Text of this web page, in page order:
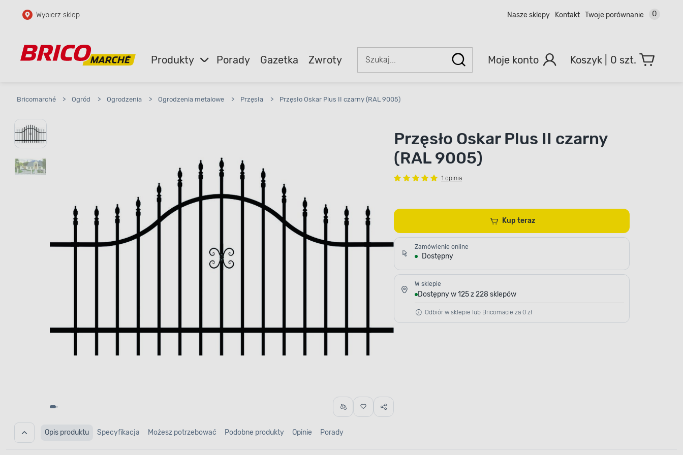
Przejdź do głównej zawartości
Przejdź do wyszukiwarki
Wybierz sklep Nasze sklepy Kontakt Twoje porównanie 0
Produkty Porady Gazetka Zwroty Moje konto 0 szt.
Bricomarché > Ogród > Ogrodzenia > Ogrodzenia metalowe > Przęsła > Przęsło Oskar Plus II czarny (RAL 9005)
Przęsło Oskar Plus II czarny
(RAL 9005)
1 opinia
Kup teraz
Zamówienie online
Dostępny
W sklepie
Dostępny w 125 z 228 sklepów
Odbiór w sklepie lub Bricomacie za 0 zł
Opis produktu Specyfikacja Możesz potrzebować Podobne produkty Opinie Porady